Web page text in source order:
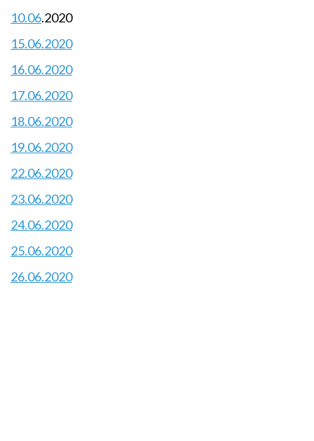
10.06.2020
15.06.2020
16.06.2020
17.06.2020
18.06.2020
19.06.2020
22.06.2020
23.06.2020
24.06.2020
25.06.2020
26.06.2020